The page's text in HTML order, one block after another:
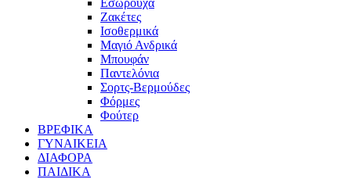
Ζακέτες
Ισοθερμικά
Μαγιό Ανδρικά
Μπουφάν
Παντελόνια
Σορτς-Βερμούδες
Φόρμες
Φούτερ
ΒΡΕΦΙΚΑ
ΓΥΝΑΙΚΕΙΑ
ΔΙΑΦΟΡΑ
ΠΑΙΔΙΚΑ